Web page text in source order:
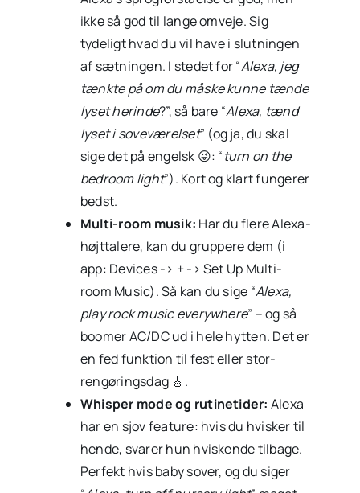
ikke så god til lange omveje. Sig
tydeligt hvad du vil have i slutningen
af sætningen. I stedet for “Alexa, jeg
tænkte på om du måske kunne tænde
lyset herinde?”, så bare “Alexa, tænd
lyset i soveværelset” (og ja, du skal
sige det på engelsk 😜: “turn on the
bedroom light”). Kort og klart fungerer
bedst.
Multi-room musik: Har du flere Alexa-
højttalere, kan du gruppere dem (i
app: Devices -> + -> Set Up Multi-
room Music). Så kan du sige “Alexa,
play rock music everywhere” – og så
boomer AC/DC ud i hele hytten. Det er
en fed funktion til fest eller stor-
rengøringsdag 🎸.
Whisper mode og rutinetider: Alexa
har en sjov feature: hvis du hvisker til
hende, svarer hun hviskende tilbage.
Perfekt hvis baby sover, og du siger